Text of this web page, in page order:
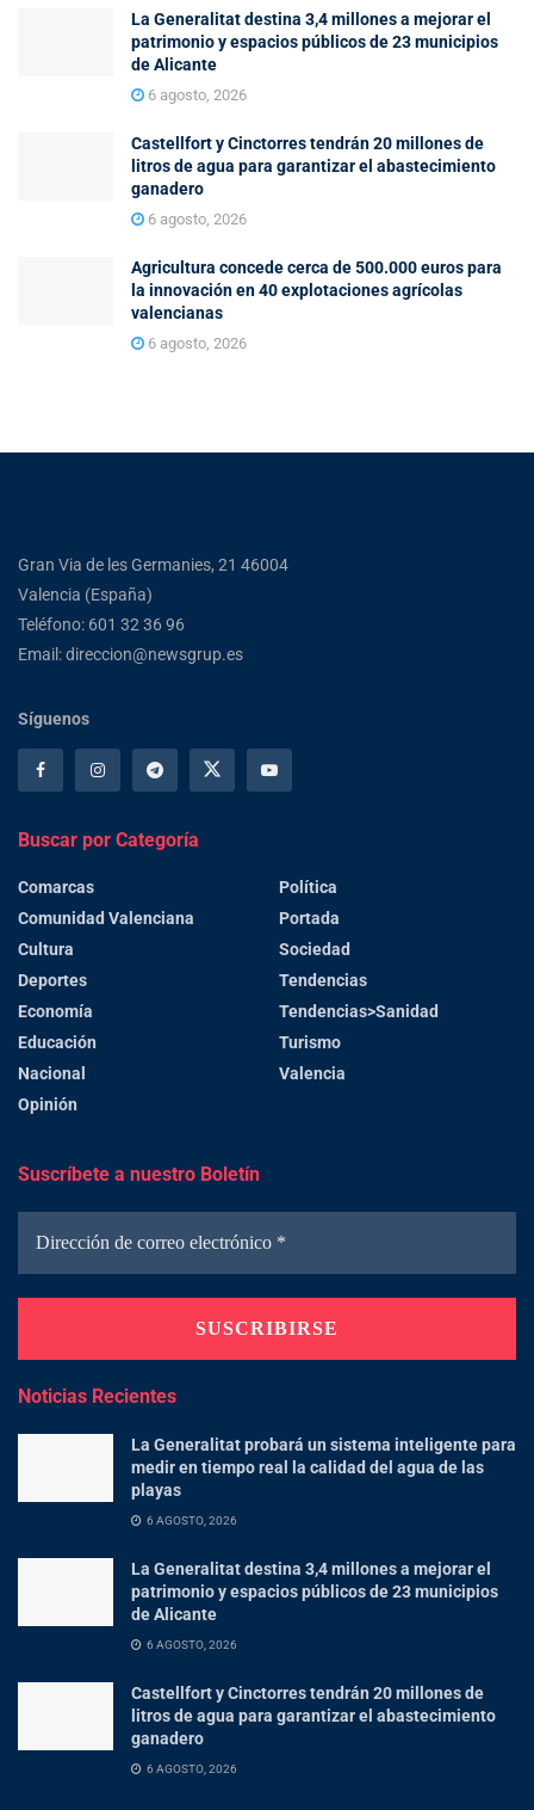
La Generalitat destina 3,4 millones a mejorar el
patrimonio y espacios públicos de 23 municipios
de Alicante
6 agosto, 2026
Castellfort y Cinctorres tendrán 20 millones de
litros de agua para garantizar el abastecimiento
ganadero
6 agosto, 2026
Agricultura concede cerca de 500.000 euros para
la innovación en 40 explotaciones agrícolas
valencianas
6 agosto, 2026
Gran Via de les Germanies, 21 46004
Valencia (España)
Teléfono: 601 32 36 96
Email: direccion@newsgrup.es
Síguenos
Buscar por Categoría
Comarcas
Comunidad Valenciana
Cultura
Deportes
Economía
Educación
Nacional
Opinión
Política
Portada
Sociedad
Tendencias
Tendencias>Sanidad
Turismo
Valencia
Suscríbete a nuestro Boletín
Noticias Recientes
La Generalitat probará un sistema inteligente para
medir en tiempo real la calidad del agua de las
playas
6 AGOSTO, 2026
La Generalitat destina 3,4 millones a mejorar el
patrimonio y espacios públicos de 23 municipios
de Alicante
6 AGOSTO, 2026
Castellfort y Cinctorres tendrán 20 millones de
litros de agua para garantizar el abastecimiento
ganadero
6 AGOSTO, 2026